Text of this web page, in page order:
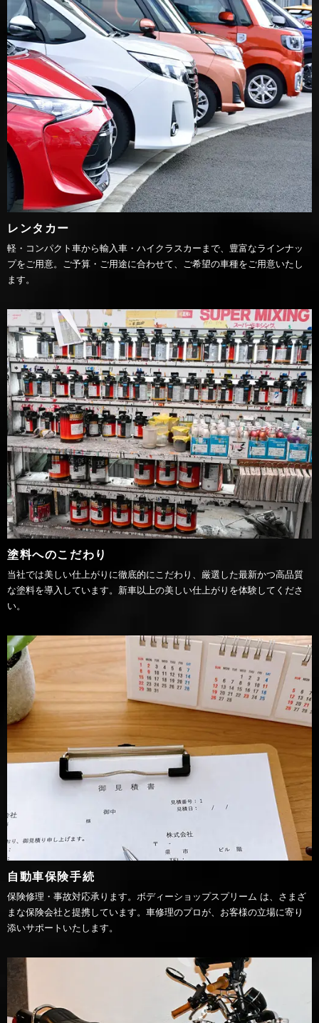
レンタカー
軽・コンパクト車から輸入車・ハイクラスカーまで、豊富なラインナッ
プをご用意。ご予算・ご用途に合わせて、ご希望の車種をご用意いたし
ます。
塗料へのこだわり
当社では美しい仕上がりに徹底的にこだわり、厳選した最新かつ高品質
な塗料を導入しています。新車以上の美しい仕上がりを体験してくださ
い。
自動車保険手続
保険修理・事故対応承ります。ボディーショップスプリーム は、さまざ
まな保険会社と提携しています。車修理のプロが、お客様の立場に寄り
添いサポートいたします。